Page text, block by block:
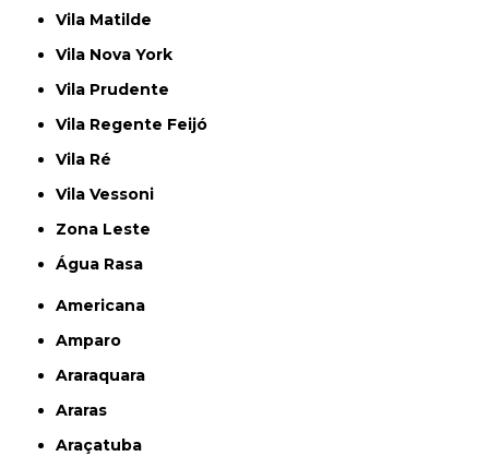
Vila Matilde
Vila Nova York
Vila Prudente
Vila Regente Feijó
Vila Ré
Vila Vessoni
Zona Leste
Água Rasa
Americana
Amparo
Araraquara
Araras
Araçatuba